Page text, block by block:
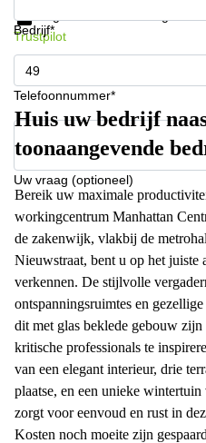
Bedrijf*
Telefoonnummer*
Uw vraag (optioneel)
Trustpilot
Huis uw bedrijf
toonaangevende
Bereik uw maximale
workingcentrum Manhattan
de zakenwijk, vlakbij de
Nieuwstraat, bent u op het juiste
verkennen. De stijlvolle
ontspanningsruimtes en
dit met glas beklede gebouw
kritische professionals te
van een elegant interieur, drie
plaatse, en een unieke
zorgt voor eenvoud en rust in
Kosten noch moeite zijn